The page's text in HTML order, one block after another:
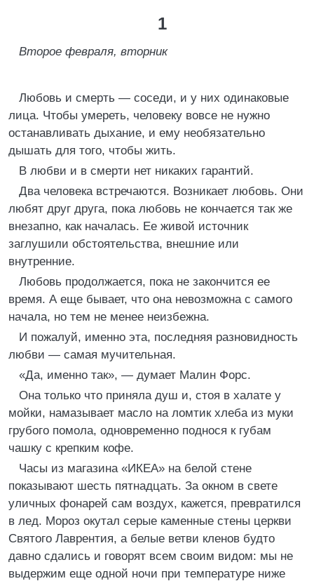
1
Второе февраля, вторник
Любовь и смерть — соседи, и у них одинаковые
лица. Чтобы умереть, человеку вовсе не нужно
останавливать дыхание, и ему необязательно
дышать для того, чтобы жить.
В любви и в смерти нет никаких гарантий.
Два человека встречаются. Возникает любовь. Они
любят друг друга, пока любовь не кончается так же
внезапно, как началась. Ее живой источник
заглушили обстоятельства, внешние или
внутренние.
Любовь продолжается, пока не закончится ее
время. А еще бывает, что она невозможна с самого
начала, но тем не менее неизбежна.
И пожалуй, именно эта, последняя разновидность
любви — самая мучительная.
«Да, именно так», — думает Малин Форс.
Она только что приняла душ и, стоя в халате у
мойки, намазывает масло на ломтик хлеба из муки
грубого помола, одновременно поднося к губам
чашку с крепким кофе.
Часы из магазина «ИКЕА» на белой стене
показывают шесть пятнадцать. За окном в свете
уличных фонарей сам воздух, кажется, превратился
в лед. Мороз окутал серые каменные стены церкви
Святого Лаврентия, а белые ветви кленов будто
давно сдались и говорят всем своим видом: мы не
выдержим еще одной ночи при температуре ниже